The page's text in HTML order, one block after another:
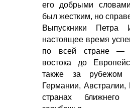
его добрыми
был жестким, но
Выпускники Петра
настоящее время
по всей стране —
востока до
также за
Германии,
странах